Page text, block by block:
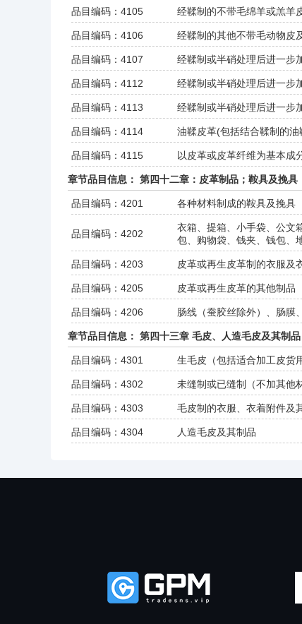
品目编码：4105 经鞣制的不带毛绵羊或羔羊
品目编码：4106 经鞣制的其他不带毛动物皮
品目编码：4107 经鞣制或半硝处理后进一步
品目编码：4112 经鞣制或半硝处理后进一步
品目编码：4113 经鞣制或半硝处理后进一步
品目编码：4114 油鞣皮革(包括结合鞣制的
品目编码：4115 以皮革或皮革纤维为基本成
章节品目信息： 第四十二章：皮革制品；鞍具及挽
品目编码：4201 各种材料制成的鞍具及挽具
品目编码：4202
衣箱、提箱、小手袋、公文
包、购物袋、钱夹、钱包、
品目编码：4203 皮革或再生皮革制的衣服及
品目编码：4205 皮革或再生皮革的其他制品
品目编码：4206 肠线（蚕胶丝除外）、肠膜
章节品目信息： 第四十三章 毛皮、人造毛皮及其制品
品目编码：4301 生毛皮（包括适合加工皮货
品目编码：4302 未缝制或已缝制（不加其他
品目编码：4303 毛皮制的衣服、衣着附件及
品目编码：4304 人造毛皮及其制品